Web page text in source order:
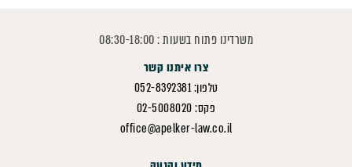
משרדינו פתוח בשעות : 08:30-18:00
צרו איתנו קשר
טלפון: 052-8392381
פקס: 02-5008020
office@apelker-law.co.il